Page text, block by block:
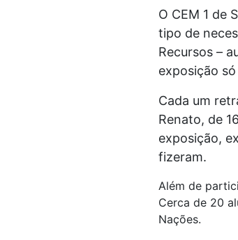
O CEM 1 de
tipo de
Recursos –
exposição
Cada um
Renato, de
exposição,
fizeram.
Além de
Cerca de 20
Nações.